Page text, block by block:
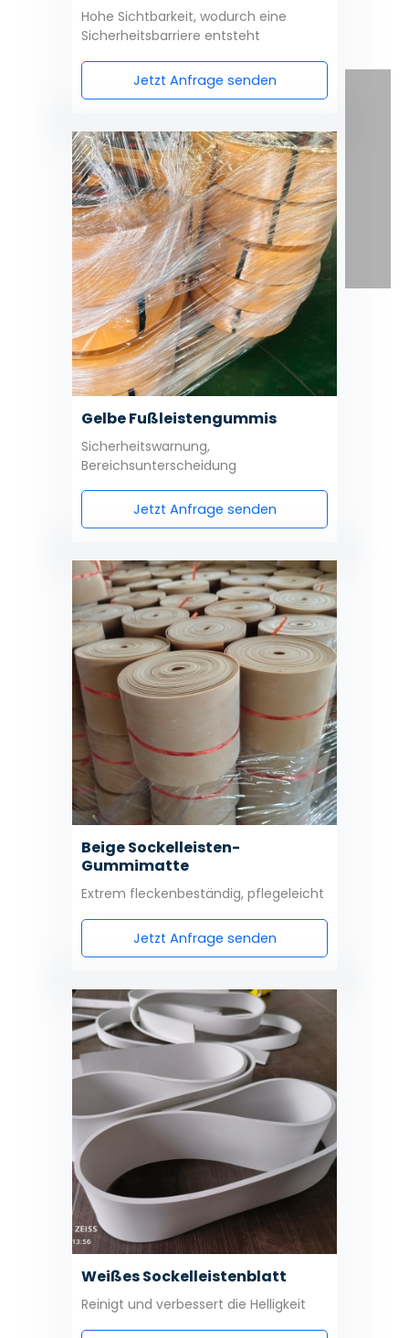
Hohe Sichtbarkeit, wodurch eine
Sicherheitsbarriere entsteht
Jetzt Anfrage senden
Gelbe Fußleistengummis
Sicherheitswarnung,
Bereichsunterscheidung
Jetzt Anfrage senden
Beige Sockelleisten-
Gummimatte
Extrem fleckenbeständig, pflegeleicht
Jetzt Anfrage senden
Weißes Sockelleistenblatt
Reinigt und verbessert die Helligkeit